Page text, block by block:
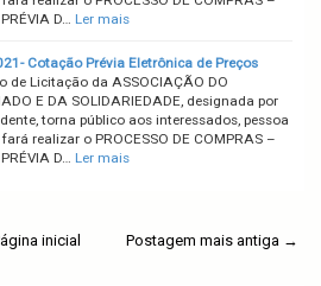
D… Ler mais
Cotação Prévia Eletrônica de Preços
de Licitação da ASSOCIAÇÃO DO
E DA SOLIDARIEDADE, designada por
torna público aos interessados, pessoa
realizar o PROCESSO DE COMPRAS –
D… Ler mais
Postagem mais antiga →
inicial